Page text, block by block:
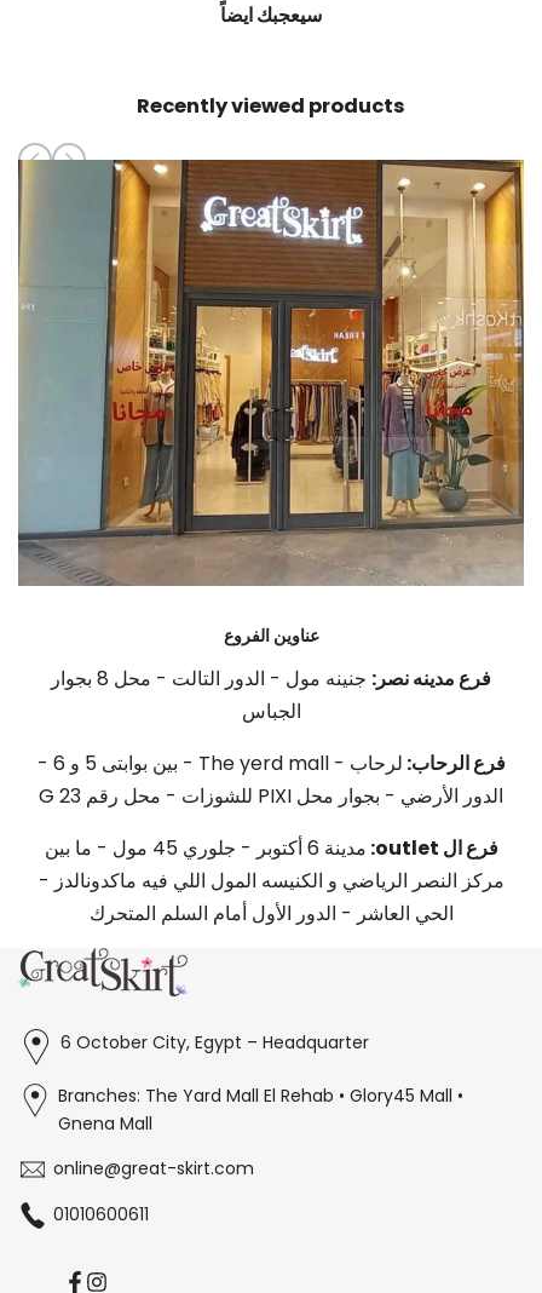
سيعجبك ايضاً
Recently viewed products
عناوين الفروع
فرع مدينه نصر:
جنينه مول - الدور التالت - محل 8 بجوار
الجباس
فرع الرحاب:
لرحاب - The yerd mall - بين بوابتى 5 و 6 -
الدور الأرضي - بجوار محل PIXI للشوزات - محل رقم G 23
فرع ال outlet:
مدينة 6 أكتوبر - جلوري 45 مول - ما بين
مركز النصر الرياضي و الكنيسه المول اللي فيه ماكدونالدز -
الحي العاشر - الدور الأول أمام السلم المتحرك
6 October City, Egypt – Headquarter
Branches: The Yard Mall El Rehab • Glory45 Mall •
Gnena Mall
online@great-skirt.com
01010600611